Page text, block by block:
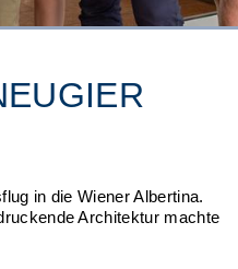
in die Wiener Albertina.
Architektur machte